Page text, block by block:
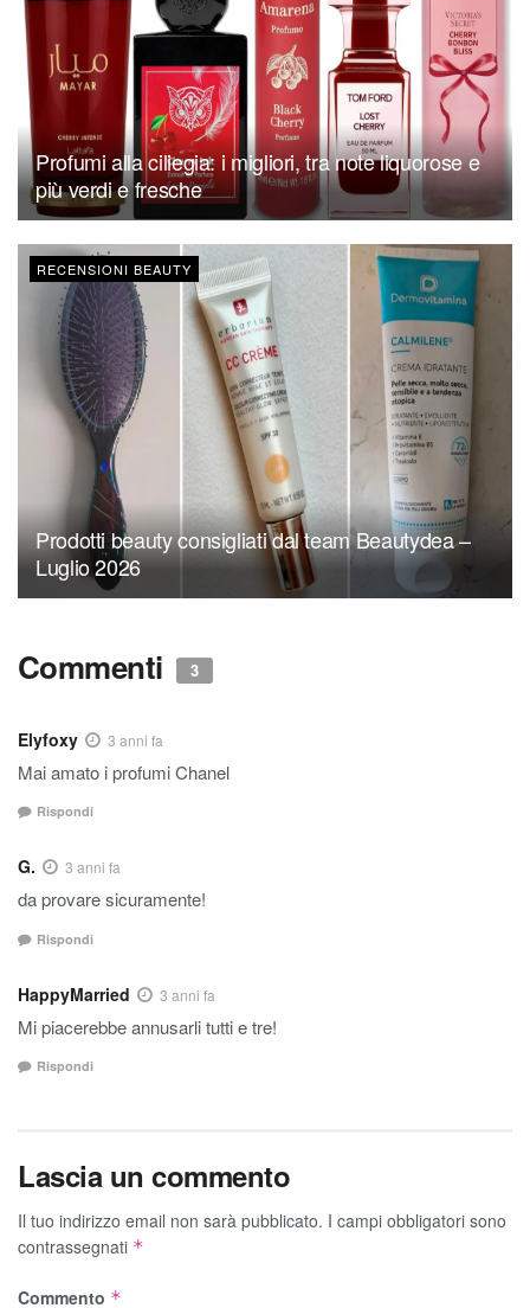
Profumi alla ciliegia: i migliori, tra note liquorose e
più verdi e fresche
RECENSIONI BEAUTY
Prodotti beauty consigliati dal team Beautydea –
Luglio 2026
Commenti 3
Elyfoxy 3 anni fa
Mai amato i profumi Chanel
Rispondi
G. 3 anni fa
da provare sicuramente!
Rispondi
HappyMarried 3 anni fa
Mi piacerebbe annusarli tutti e tre!
Rispondi
Lascia un commento
Il tuo indirizzo email non sarà pubblicato. I campi obbligatori sono
contrassegnati *
Commento *